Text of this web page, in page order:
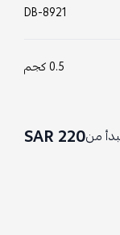
DB-8921
0.5 كجم
من220 SAR